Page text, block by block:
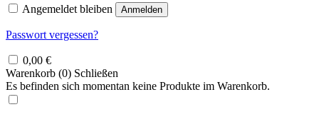
Angemeldet bleiben Anmelden
Passwort vergessen?
0,00 €
Warenkorb (0) Schließen
Es befinden sich momentan keine Produkte im Warenkorb.